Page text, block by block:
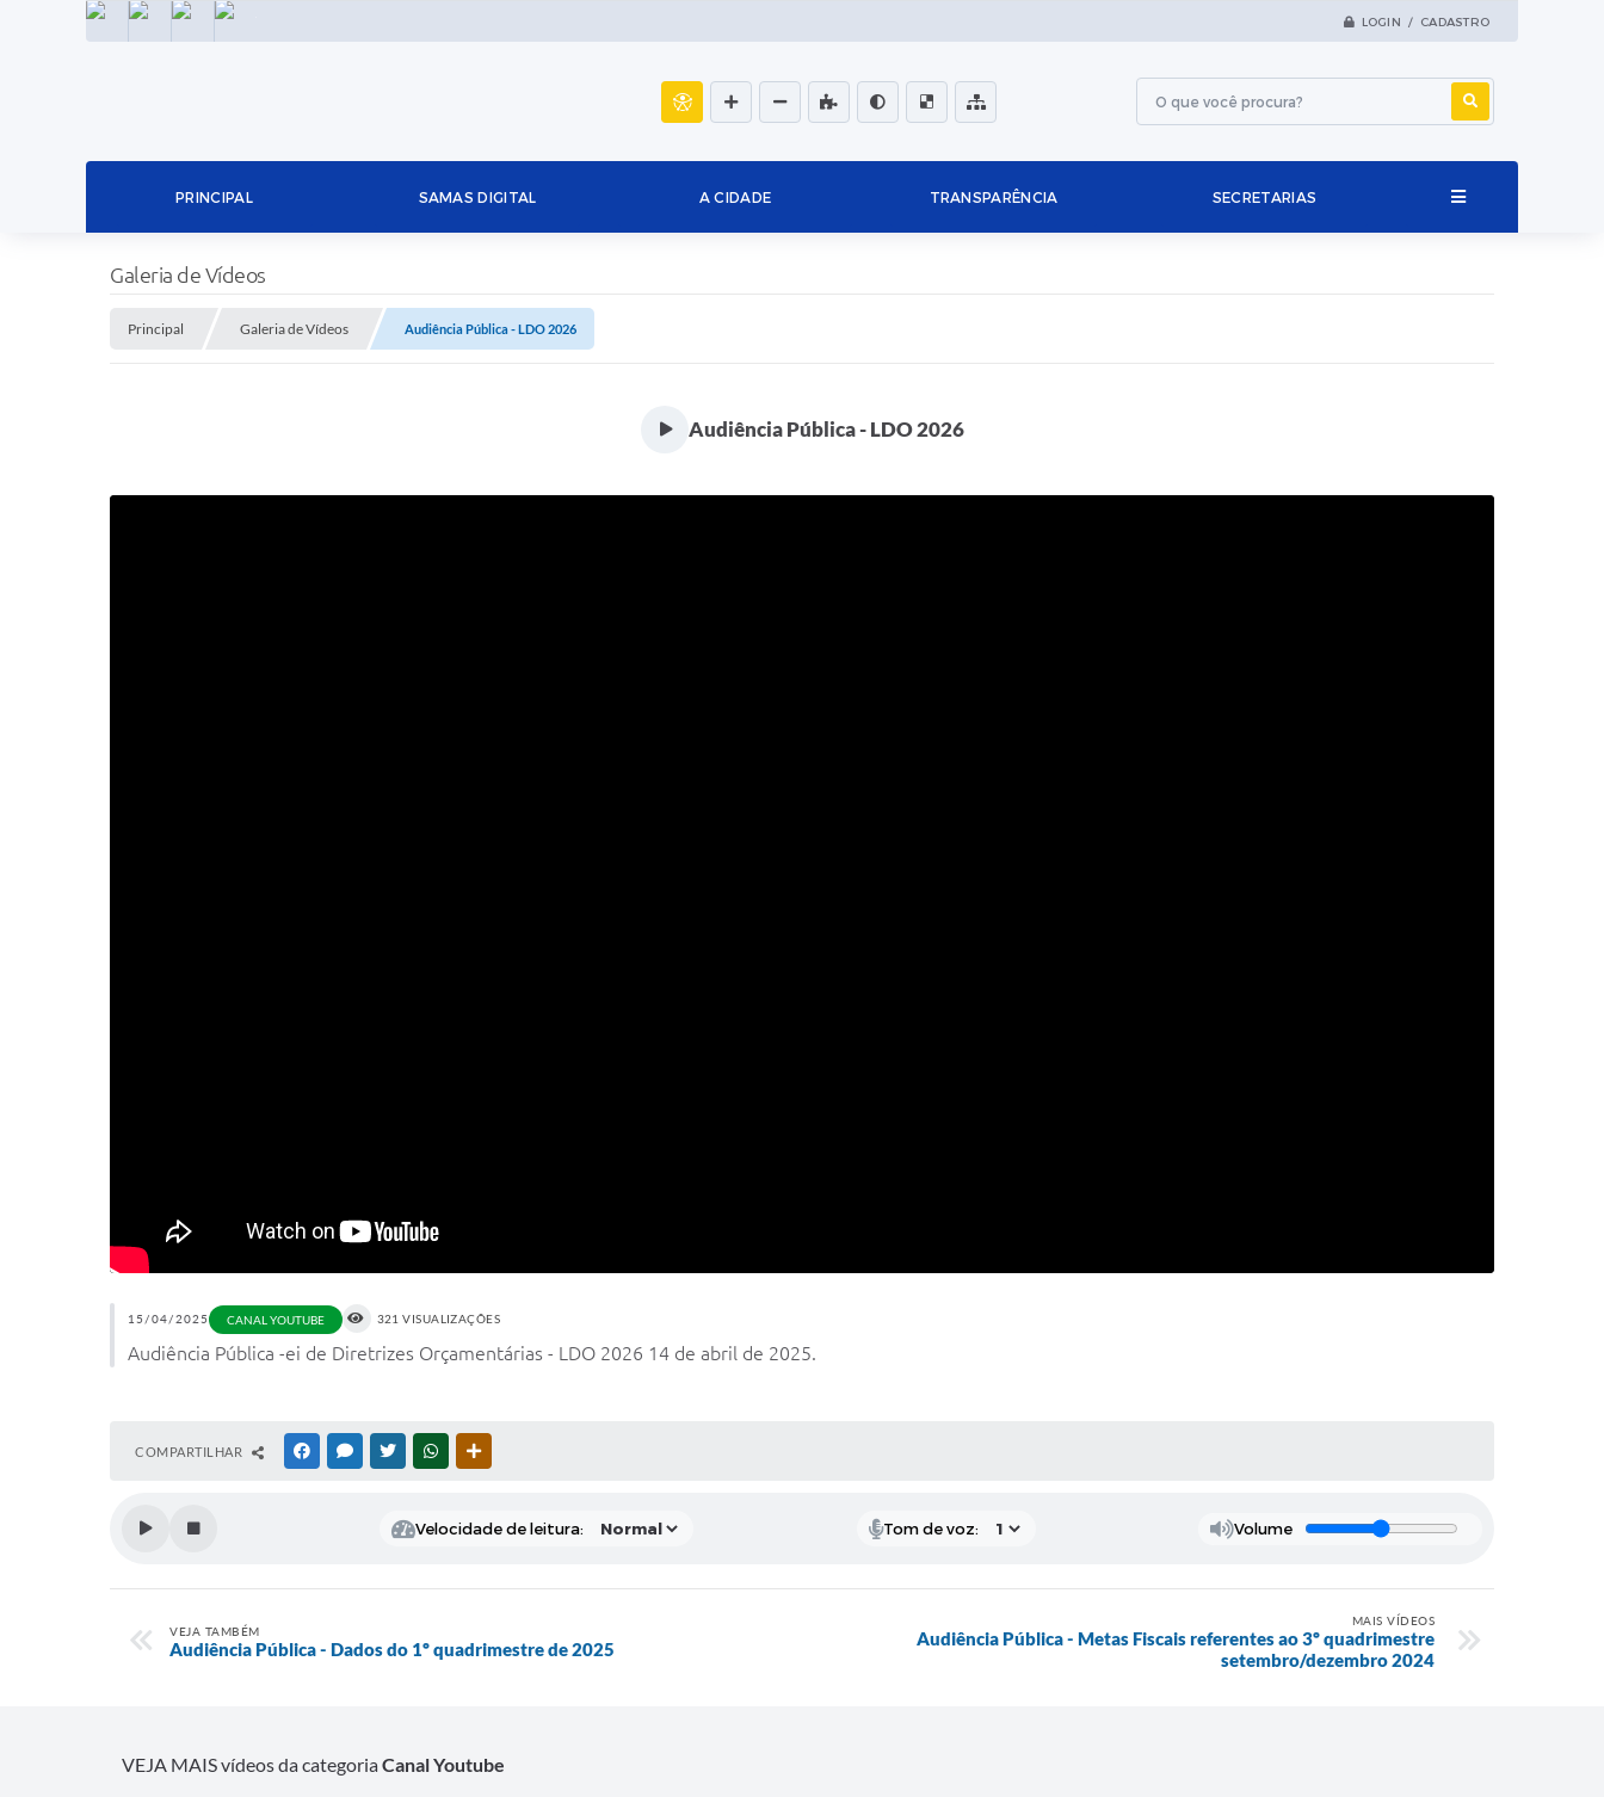
LOGIN / CADASTRO
INSTAGRAMFACEBOOKLINKEDIN
PRINCIPAL SAMAS DIGITAL A CIDADE TRANSPARÊNCIA SECRETARIAS
Galeria de Vídeos
Principal Galeria de Vídeos Audiência Pública - LDO 2026
Audiência Pública - LDO 2026
15/04/2025 CANAL YOUTUBE 321 VISUALIZAÇÕES
Audiência Pública -ei de Diretrizes Orçamentárias - LDO 2026 14 de abril de 2025.
COMPARTILHAR FACEBOOKMESSENGER
TWITTERWHATSAPP
Velocidade de leitura: Tom de voz: Volume
VEJA TAMBÉM
Audiência Pública - Dados do 1º quadrimestre de 2025
MAIS VÍDEOS
Audiência Pública - Metas Fiscais referentes ao 3º quadrimestre
setembro/dezembro 2024
VEJA MAIS vídeos da categoriaCanal Youtube